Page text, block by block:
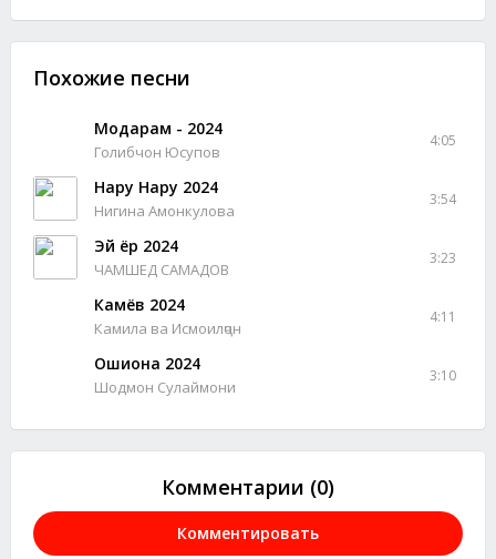
Похожие песни
Модарам - 2024
Голибчон Юсупов
4:05
Нару Нару 2024
Нигина Амонкулова
3:54
Эй ёр 2024
ЧАМШЕД САМАДОВ
3:23
Камёв 2024
Камила ва Исмоилҷон
4:11
Ошиқона 2024
Шодмон Сулаймони
3:10
Комментарии (0)
Комментировать